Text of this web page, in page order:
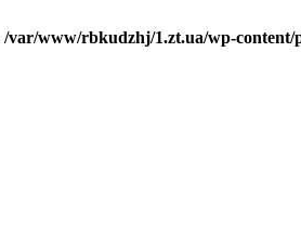
/var/www/rbkudzhj/1.zt.ua/wp-content/